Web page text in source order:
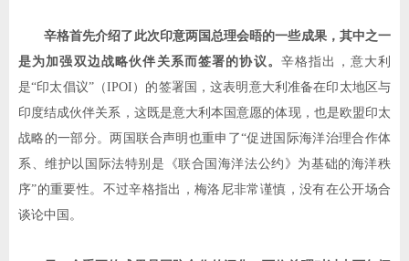
辛格首先介绍了此次印意两国总理会晤的一些成果，其中之一
是为加强双边战略伙伴关系而签署的协议。 辛格指出，意大利
是“印太倡议”（IPOI ）的签署国，这表明意大利准备在印太地区与
印度结成伙伴关系，这既是意大利本国意愿的体现，也是欧盟印太
战略的一部分。两国联合声明也重申了“促进国际海洋治理合作体
系、维护以国际法特别是《联合国海洋法公约》为基础的海洋秩
序”的重要性。不过辛格指出，梅洛尼非常谨慎，没有在公开场合
谈论中国。